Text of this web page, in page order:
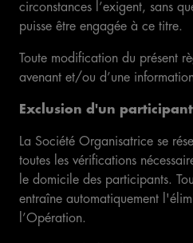
circonstances l’exigent, sans
puisse être engagée à ce titre.
Toute modification du présent
avenant et/ou d’une
Exclusion d'un participant
La Société Organisatrice se
toutes les vérifications
le domicile des participants.
entraîne automatiquement
l’Opération.